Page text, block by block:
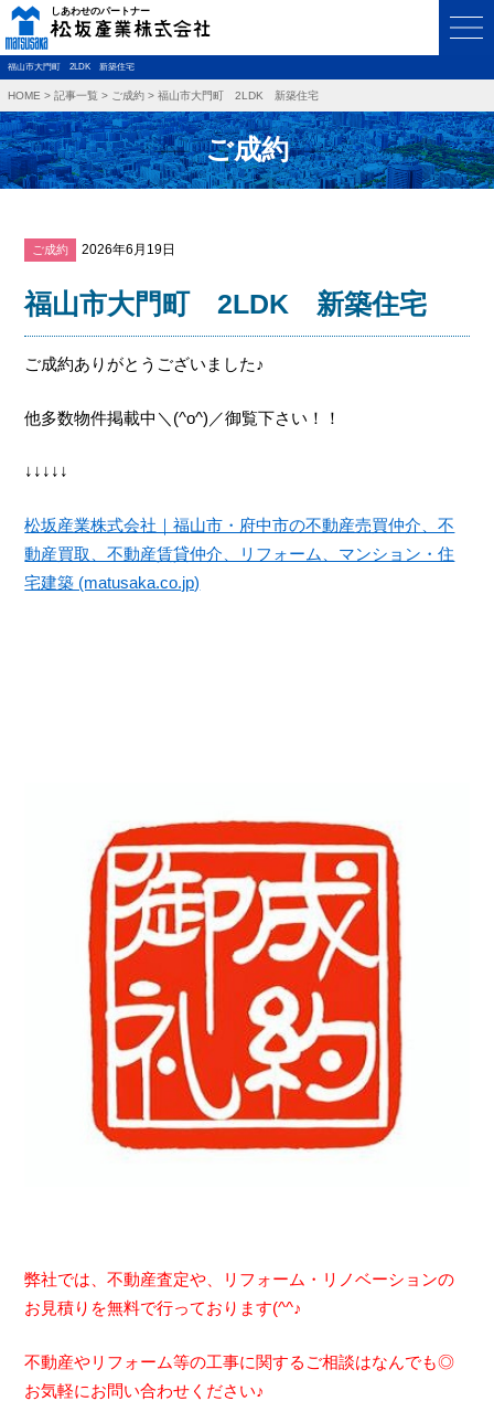
福山市大門町 2LDK 新築住宅
HOME > 記事一覧 > ご成約 > 福山市大門町 2LDK 新築住宅
ご成約
ご成約 2026年6月19日
福山市大門町 2LDK 新築住宅
ご成約ありがとうございました♪
他多数物件掲載中＼(^o^)／御覧下さい！！
↓↓↓↓↓
松坂産業株式会社｜福山市・府中市の不動産売買仲介、不
動産買取、不動産賃貸仲介、リフォーム、マンション・住
宅建築 (matusaka.co.jp)
弊社では、不動産査定や、リフォーム・リノベーションの
お見積りを無料で行っております(^^♪
不動産やリフォーム等の工事に関するご相談はなんでも◎
お気軽にお問い合わせください♪